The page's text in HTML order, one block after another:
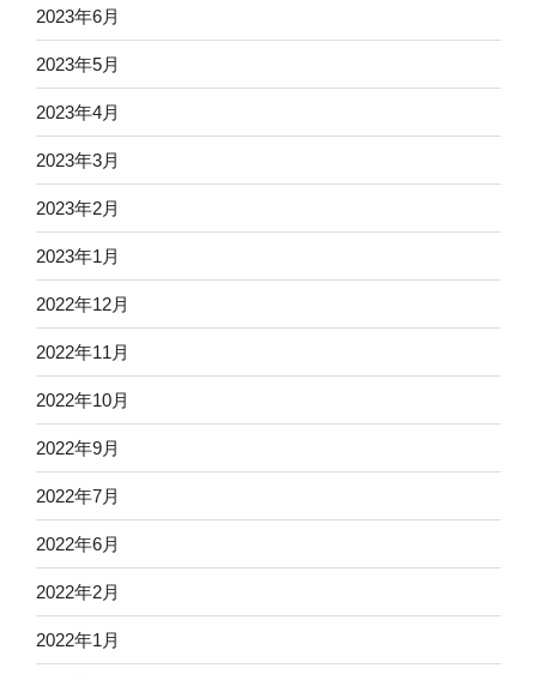
2023年6月
2023年5月
2023年4月
2023年3月
2023年2月
2023年1月
2022年12月
2022年11月
2022年10月
2022年9月
2022年7月
2022年6月
2022年2月
2022年1月